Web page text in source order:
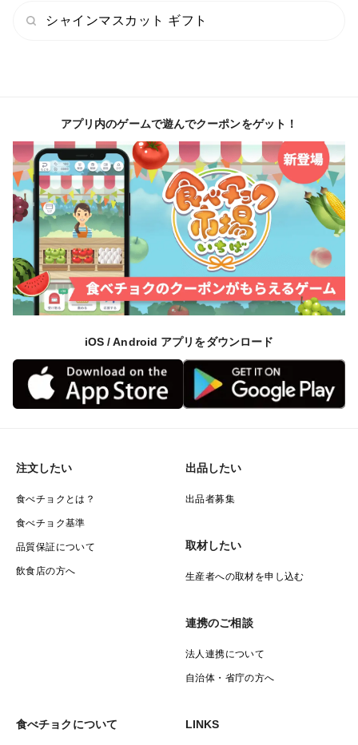
シャインマスカット ギフト
アプリ内のゲームで遊んでクーポンをゲット！
iOS / Android アプリをダウンロード
注文したい
食べチョクとは？
食べチョク基準
品質保証について
飲食店の方へ
出品したい
出品者募集
取材したい
生産者への取材を申し込む
連携のご相談
法人連携について
自治体・省庁の方へ
食べチョクについて LINKS